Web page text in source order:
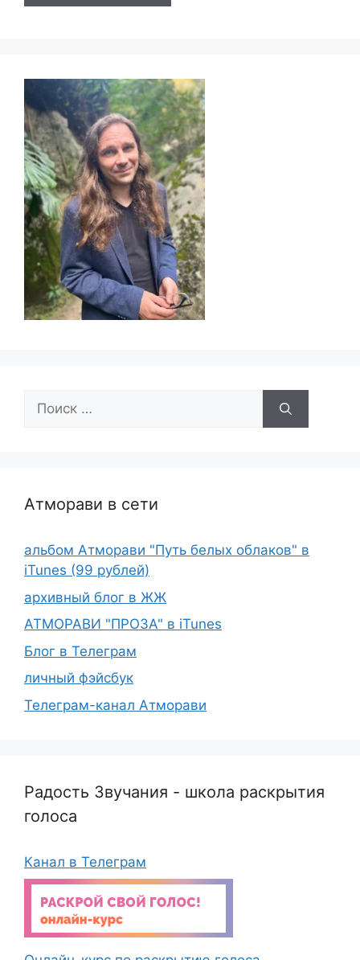
Поиск:
Атморави в сети
альбом Атморави "Путь белых облаков" в
iTunes (99 рублей)
архивный блог в ЖЖ
АТМОРАВИ "ПРОЗА" в iTunes
Блог в Телеграм
личный фэйсбук
Телеграм-канал Атморави
Радость Звучания - школа раскрытия
голоса
Канал в Телеграм